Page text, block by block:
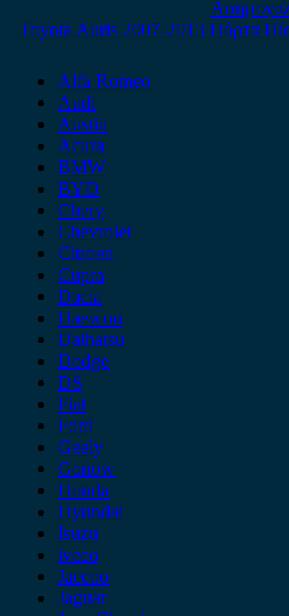
Toyota Auris 2007-2013 Πόρτα
Alfa Romeo
Audi
Austin
Acura
BMW
BYD
Chery
Chevrolet
Citroen
Cupra
Dacia
Daewoo
Daihatsu
Dodge
DS
Fiat
Ford
Geely
Gonow
Honda
Hyundai
Isuzu
iveco
Jaecoo
Jaguar